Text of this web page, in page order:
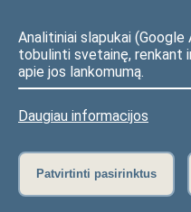
Analitiniai slapukai
tobulinti svetainę, renkant
apie jos lankomumą.
Daugiau informacijos
Patvirtinti pasirinktus
Paieška
2026-07-